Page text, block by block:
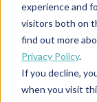
experience and
visitors both on
find out more
Privacy Policy.
If you decline,
when you visit
← ZPĚT K